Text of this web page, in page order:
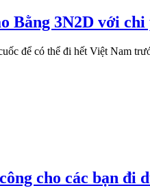
Bằng 3N2D với
để có thể đi hết Việt Nam
cho các bạn đi